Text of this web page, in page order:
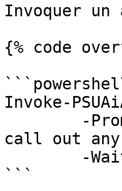
Invoquer
{% code
Invoke-
call out
```